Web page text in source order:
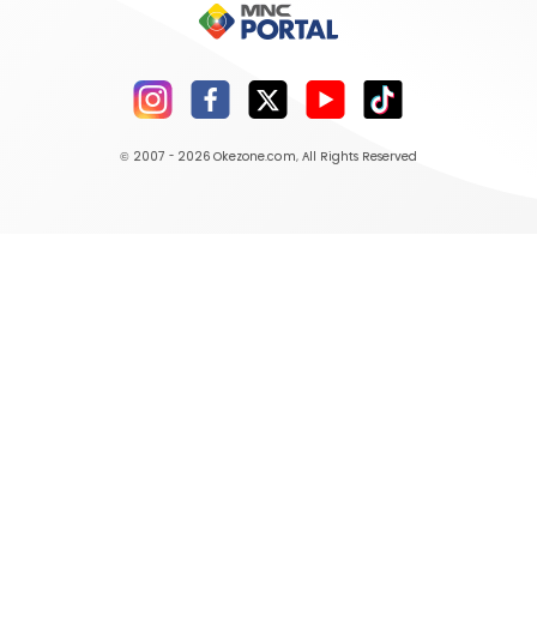
© 2007 - 2026 Okezone.com, All Rights Reserved